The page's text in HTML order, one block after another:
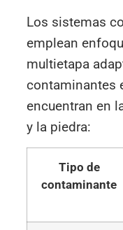
Los sistemas
emplean
multietapa
contaminantes
encuentran en
y la piedra:
Tipo de
contaminante